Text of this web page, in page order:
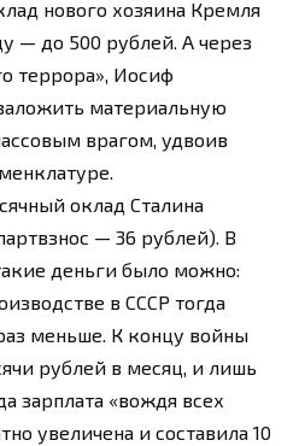
нового хозяина Кремля
— до 500 рублей. А через
террора», Иосиф
материальную
врагом, удвоив
оклад Сталина
— 36 рублей). В
деньги было можно:
в СССР тогда
меньше. К концу войны
рублей в месяц, и лишь
зарплата «вождя всех
увеличена и составила 10